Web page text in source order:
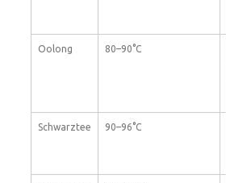
Oolong 80–90°C
Schwarztee 90–96°C